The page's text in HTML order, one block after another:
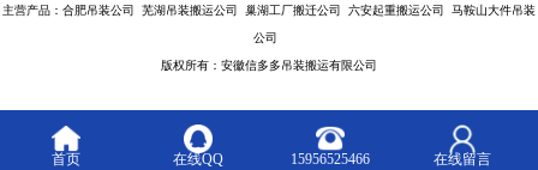
主营产品：合肥吊装公司 芜湖吊装搬运公司 巢湖工厂搬迁公司 六安起重搬运公司 马鞍山大件吊装
公司
版权所有：安徽信多多吊装搬运有限公司
首页 在线QQ 15956525466 在线留言